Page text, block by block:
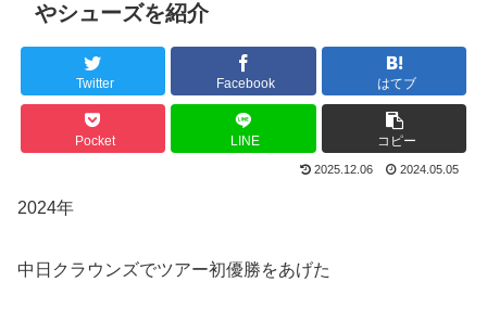
やシューズを紹介
Twitter Facebook はてブ
Pocket LINE コピー
2025.12.06 2024.05.05
2024年
中日クラウンズでツアー初優勝をあげた